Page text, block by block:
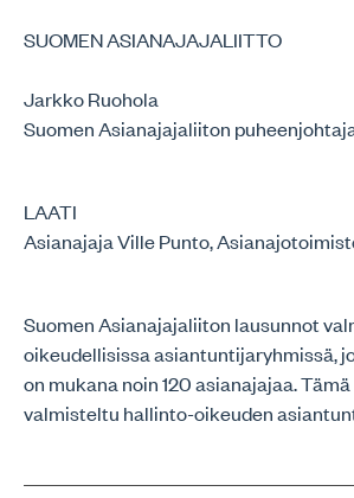
SUOMEN ASIANAJAJALIITTO
Jarkko Ruohola
Suomen Asianajajaliiton
LAATI
Asianajaja Ville Punto,
Suomen Asianajajaliiton lausunnot
oikeudellisissa asiantuntijaryhmissä,
on mukana noin 120 asianajajaa.
valmisteltu hallinto-oikeuden